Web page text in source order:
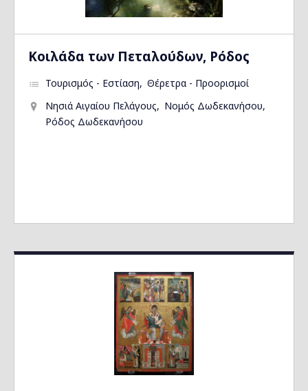
Kοιλάδα των Πεταλούδων, Ρόδος
Τουρισμός - Εστίαση
Θέρετρα - Προορισμοί
Νησιά Αιγαίου Πελάγους
Νομός Δωδεκανήσου
Ρόδος Δωδεκανήσου